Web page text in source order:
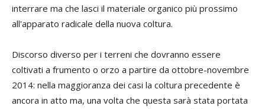
interrare ma che lasci il materiale organico più prossimo
all'apparato radicale della nuova coltura.
Discorso diverso per i terreni che dovranno essere
coltivati a frumento o orzo a partire da ottobre-novembre
2014: nella maggioranza dei casi la coltura precedente è
ancora in atto ma, una volta che questa sarà stata portata